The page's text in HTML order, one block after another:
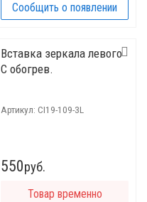
Сообщить о появлении
Вставка зеркала левого
C обогрев.
Артикул: CI19-109-3L
550руб.
Товар временно